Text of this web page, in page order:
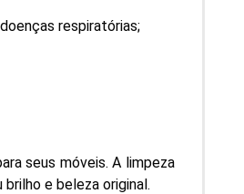
respiratórias;
seus móveis. A limpeza
e beleza original.